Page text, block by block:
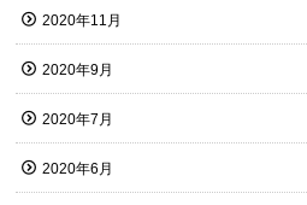
2020年11月
2020年9月
2020年7月
2020年6月